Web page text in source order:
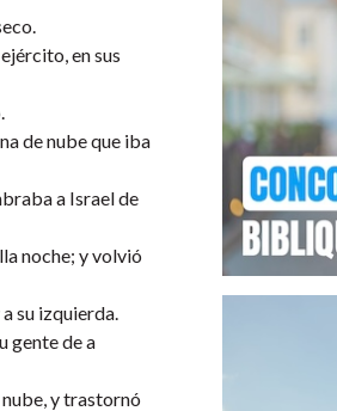
en sus
de nube que iba
a Israel de
noche; y volvió
su izquierda.
gente de a
y trastornó